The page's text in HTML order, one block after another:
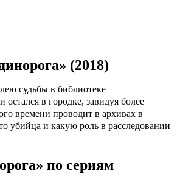
(2018)
судьбы в библиотеке
в городке, завидуя более
времени проводит в архивах в
убийца и какую роль в расследовании
по сериям